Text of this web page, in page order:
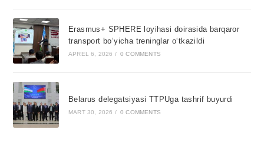
Erasmus+ SPHERE loyihasi doirasida barqaror
transport bo‘yicha treninglar o‘tkazildi
APREL 6, 2026 / 0 COMMENTS
Belarus delegatsiyasi TTPUga tashrif buyurdi
MART 30, 2026 / 0 COMMENTS